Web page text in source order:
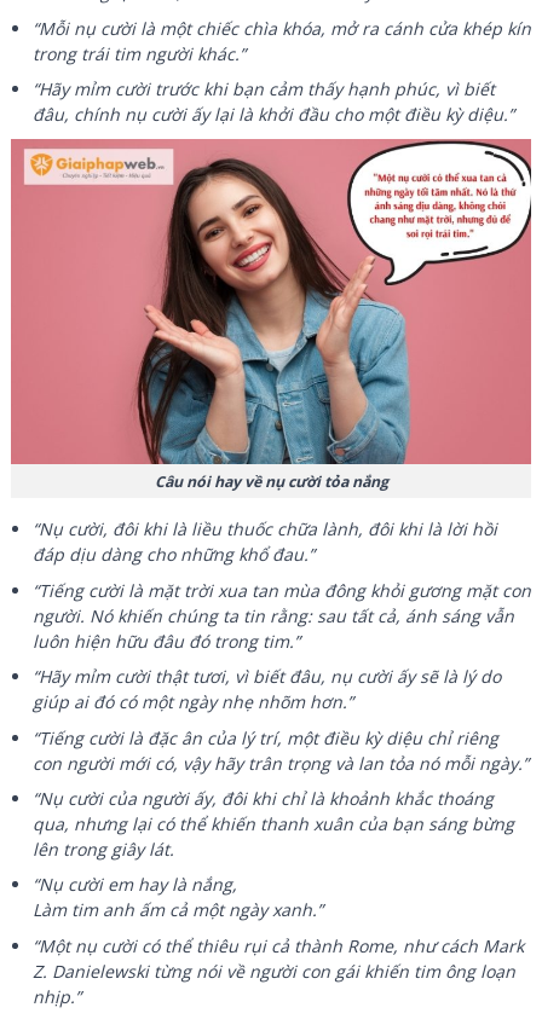
“Mỗi nụ cười là một chiếc chìa khóa, mở ra cánh cửa khép kín
trong trái tim người khác.”
“Hãy mỉm cười trước khi bạn cảm thấy hạnh phúc, vì biết
đâu, chính nụ cười ấy lại là khởi đầu cho một điều kỳ diệu.”
Câu nói hay về nụ cười tỏa nắng
“Nụ cười, đôi khi là liều thuốc chữa lành, đôi khi là lời hồi
đáp dịu dàng cho những khổ đau.”
“Tiếng cười là mặt trời xua tan mùa đông khỏi gương mặt con
người. Nó khiến chúng ta tin rằng: sau tất cả, ánh sáng vẫn
luôn hiện hữu đâu đó trong tim.”
“Hãy mỉm cười thật tươi, vì biết đâu, nụ cười ấy sẽ là lý do
giúp ai đó có một ngày nhẹ nhõm hơn.”
“Tiếng cười là đặc ân của lý trí, một điều kỳ diệu chỉ riêng
con người mới có, vậy hãy trân trọng và lan tỏa nó mỗi ngày.”
“Nụ cười của người ấy, đôi khi chỉ là khoảnh khắc thoáng
qua, nhưng lại có thể khiến thanh xuân của bạn sáng bừng
lên trong giây lát.
“Nụ cười em hay là nắng,
Làm tim anh ấm cả một ngày xanh.”
“Một nụ cười có thể thiêu rụi cả thành Rome, như cách Mark
Z. Danielewski từng nói về người con gái khiến tim ông loạn
nhịp.”